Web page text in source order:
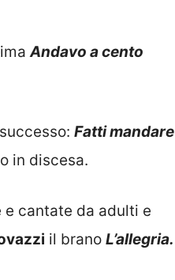
Andavo a cento
Fatti mandare
in discesa.
e cantate da adulti e
il brano L’allegria.